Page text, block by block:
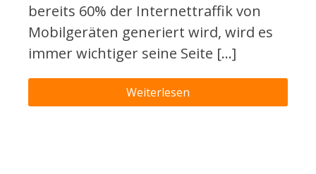
bereits 60% der Internettraffik von
Mobilgeräten generiert wird, wird es
immer wichtiger seine Seite […]
Weiterlesen